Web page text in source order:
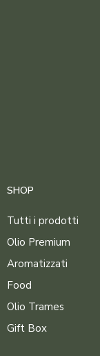
SHOP
Tutti i prodotti
Olio Premium
Aromatizzati
Food
Olio Trames
Gift Box